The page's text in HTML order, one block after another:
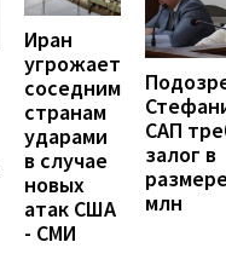
Иран
угрожает
соседним
странам
ударами
в случае
новых
атак США
- СМИ
САП
залог в
млн